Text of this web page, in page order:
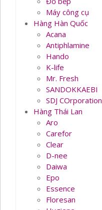
Máy công cụ
Hàng Hàn Quốc
Acana
Antiphlamine
Hando
K-life
Mr. Fresh
SANDOKKAEBI
SDJ COrporation
Hàng Thái Lan
Aro
Carefor
Clear
D-nee
Daiwa
Epo
Essence
Floresan